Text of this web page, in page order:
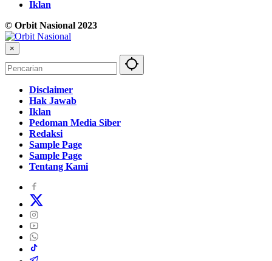
Iklan
© Orbit Nasional 2023
×
Disclaimer
Hak Jawab
Iklan
Pedoman Media Siber
Redaksi
Sample Page
Sample Page
Tentang Kami